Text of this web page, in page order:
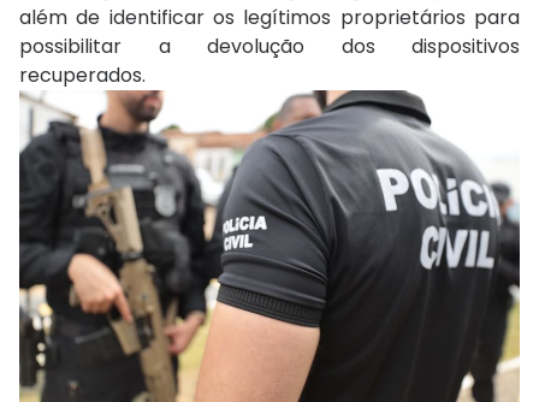
além de identificar os legítimos proprietários para
possibilitar a devolução dos dispositivos
recuperados.